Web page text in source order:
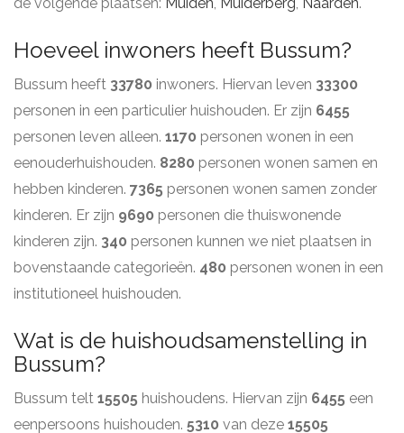
Hoeveel inwoners heeft Bussum?
Bussum heeft 33780 inwoners. Hiervan leven 33300
personen in een particulier huishouden. Er zijn 6455
personen leven alleen. 1170 personen wonen in een
eenouderhuishouden. 8280 personen wonen samen en
hebben kinderen. 7365 personen wonen samen zonder
kinderen. Er zijn 9690 personen die thuiswonende
kinderen zijn. 340 personen kunnen we niet plaatsen in
bovenstaande categorieën. 480 personen wonen in een
institutioneel huishouden.
Wat is de huishoudsamenstelling in
Bussum?
Bussum telt 15505 huishoudens. Hiervan zijn 6455 een
eenpersoons huishouden. 5310 van deze 15505